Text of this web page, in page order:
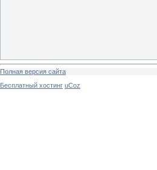
Полная версия сайта
Бесплатный хостинг uCoz